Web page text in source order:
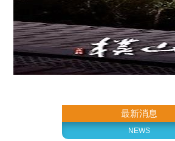
最新消息
NEWS